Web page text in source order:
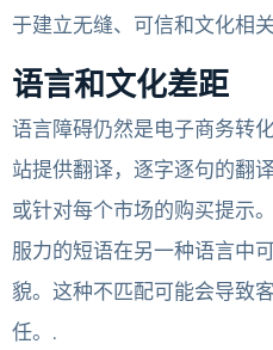
于建立无缝、可信和文化相
语言和文化差距
语言障碍仍然是电子商务转
站提供翻译，逐字逐句的翻
或针对每个市场的购买提示
服力的短语在另一种语言中
貌。这种不匹配可能会导致
任。.